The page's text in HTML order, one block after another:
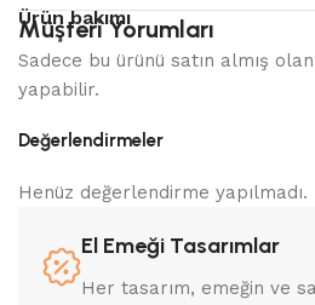
Ürün bakımı
Müşteri Yorumları
Değerlendirmeler
Henüz değerlendirme yapılmadı.
Sadece bu ürünü satın almış
yapabilir.
El Emeği Tasarımlar
Her tasarım, emeğin ve